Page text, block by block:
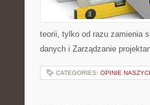
teorii, tylko od razu zamienia
danych i Zarządzanie
CATEGORIES: OPINIE